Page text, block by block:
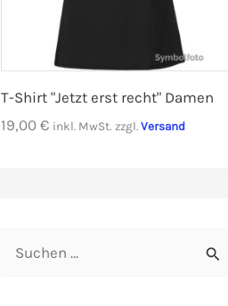
T-Shirt "Jetzt erst recht" Damen
19,00 € inkl. MwSt. zzgl. Versand